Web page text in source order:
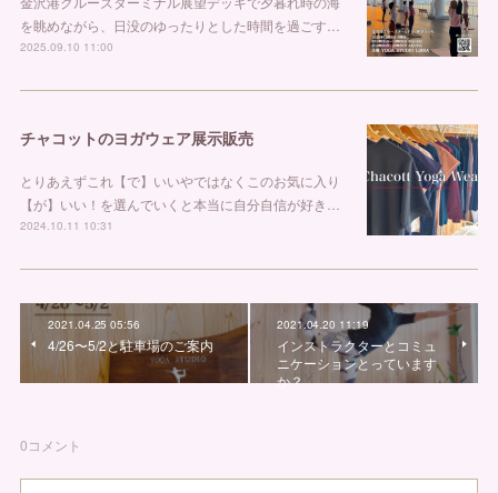
を眺めながら、日没のゆったりとした時間を過ごす…
2025.09.10 11:00
チャコットのヨガウェア展示販売
とりあえずこれ【で】いいやではなくこのお気に入り
【が】いい！を選んでいくと本当に自分自信が好き…
2024.10.11 10:31
2021.04.25 05:56
4/26〜5/2と駐車場のご案内
2021.04.20 11:19
インストラクターとコミュ
ニケーションとっています
か？
0コメント